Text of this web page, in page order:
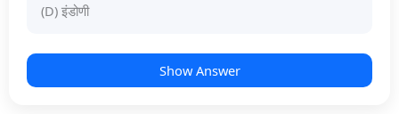
(D) इंडोणी
Show Answer